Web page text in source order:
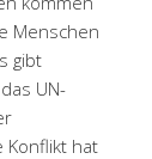
Menschen
gibt
UN-
Konflikt hat